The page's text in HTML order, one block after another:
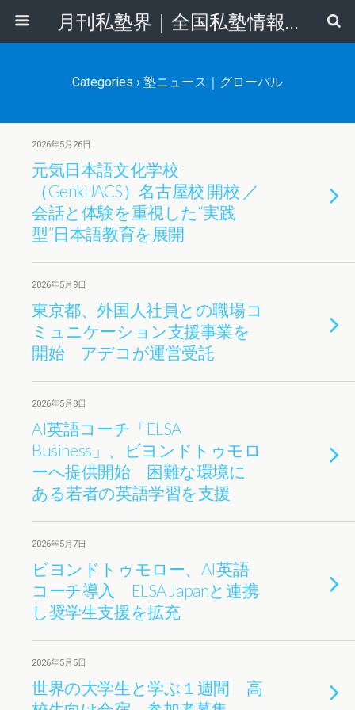
月刊私塾界｜全国私塾情報センター
Categories › 塾ニュース｜グローバル
2026年5月26日
元気日本語文化学校
（GenkiJACS）名古屋校 開校 ／
会話と体験を重視した“実践
型”日本語教育を展開
2026年5月9日
東京都、外国人社員との職場コ
ミュニケーション支援事業を
開始 アデコが運営受託
2026年5月8日
AI英語コーチ「ELSA
Business」、ビヨンドトゥモロ
ーへ提供開始 困難な環境に
ある若者の英語学習を支援
2026年5月7日
ビヨンドトゥモロー、AI英語
コーチ導入 ELSA Japanと連携
し奨学生支援を拡充
2026年5月5日
世界の大学生と学ぶ１週間 高